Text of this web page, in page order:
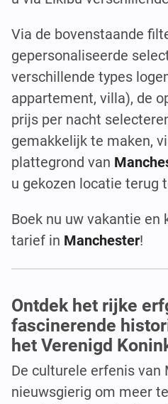
Via de bovenstaande
gepersonaliseerde
verschillende types
appartement, villa), de
prijs per nacht
gemakkelijk te maken,
plattegrond van
u gekozen locatie terug
Boek nu uw vakantie en
tarief in Manchester!
Ontdek het rijke
fascinerende
het Verenigd
De culturele erfenis van
nieuwsgierig om meer